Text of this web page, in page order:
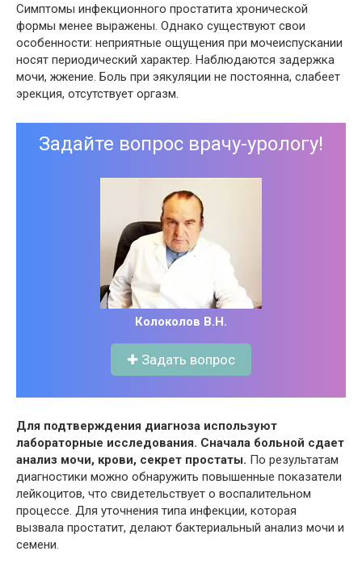
Симптомы инфекционного простатита хронической
формы менее выражены. Однако существуют свои
особенности: неприятные ощущения при мочеиспускании
носят периодический характер. Наблюдаются задержка
мочи, жжение. Боль при эякуляции не постоянна, слабеет
эрекция, отсутствует оргазм.
Задайте вопрос врачу-урологу!
Колоколов В.Н.
✚ Задать вопрос
Для подтверждения диагноза используют
лабораторные исследования. Сначала больной сдает
анализ мочи, крови, секрет простаты. По результатам
диагностики можно обнаружить повышенные показатели
лейкоцитов, что свидетельствует о воспалительном
процессе. Для уточнения типа инфекции, которая
вызвала простатит, делают бактериальный анализ мочи и
семени.